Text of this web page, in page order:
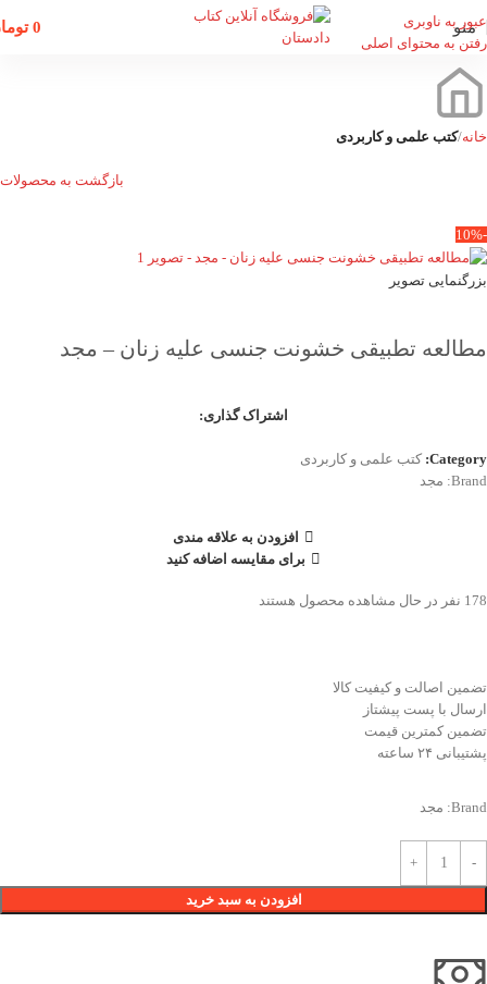
عبور به ناوبری
رفتن به محتوای اصلی
منو 0
خانه کتب علمی و کاربردی
بازگشت به محصولات
-10%
بزرگنمایی تصویر
مطالعه تطبیقی خشونت جنسی علیه زنان – مجد
اشتراک گذاری:
Category: کتب علمی و کاربردی
Brand: مجد
افزودن به علاقه مندی
برای مقایسه اضافه کنید
178 نفر در حال مشاهده محصول هستند
تضمین اصالت و کیفیت کالا
ارسال با پست پیشتاز
تضمین کمترین قیمت
پشتیبانی ۲۴ ساعته
Brand: مجد
افزودن به سبد خرید